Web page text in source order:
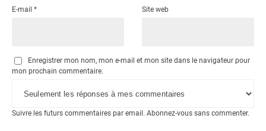
E-mail * Site web
Enregistrer mon nom, mon e-mail et mon site dans le navigateur pour
mon prochain commentaire.
Suivre les futurs commentaires par email. Abonnez-vous sans commenter.